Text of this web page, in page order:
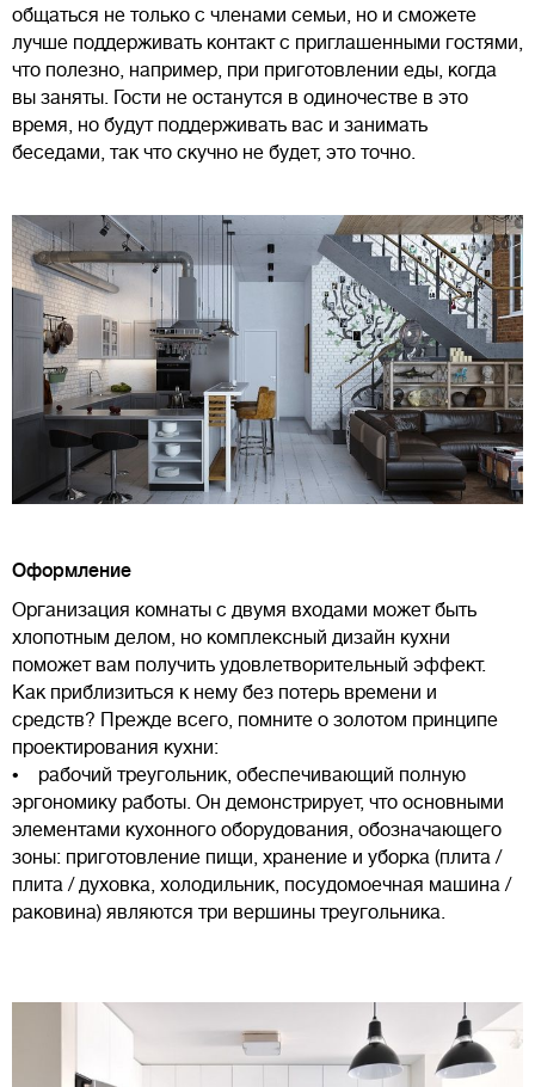
общаться не только с членами семьи, но и сможете
лучше поддерживать контакт с приглашенными гостями,
что полезно, например, при приготовлении еды, когда
вы заняты. Гости не останутся в одиночестве в это
время, но будут поддерживать вас и занимать
беседами, так что скучно не будет, это точно.
Оформление
Организация комнаты с двумя входами может быть
хлопотным делом, но комплексный дизайн кухни
поможет вам получить удовлетворительный эффект.
Как приблизиться к нему без потерь времени и
средств? Прежде всего, помните о золотом принципе
проектирования кухни:
• рабочий треугольник, обеспечивающий полную
эргономику работы. Он демонстрирует, что основными
элементами кухонного оборудования, обозначающего
зоны: приготовление пищи, хранение и уборка (плита /
плита / духовка, холодильник, посудомоечная машина /
раковина) являются три вершины треугольника.